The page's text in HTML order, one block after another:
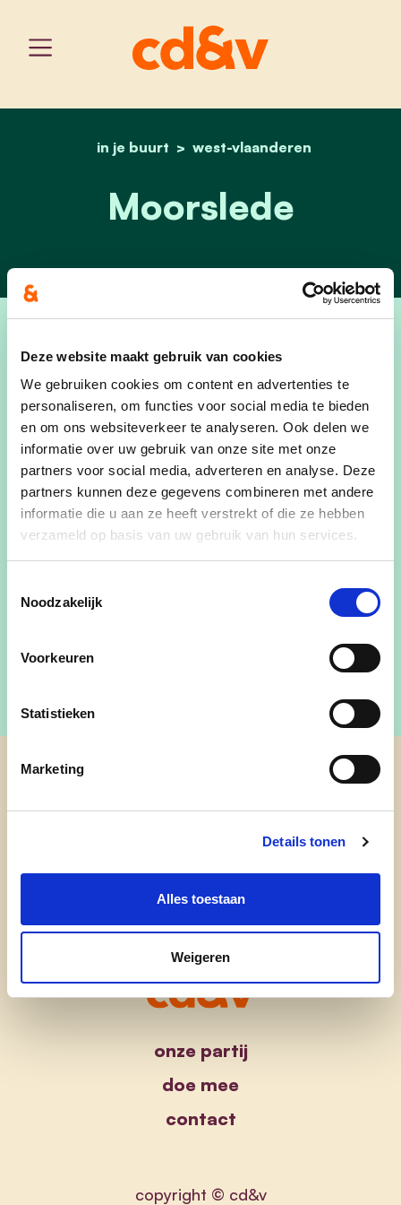
Deze website maakt gebruik van cookies
We gebruiken cookies om content en advertenties te
personaliseren, om functies voor social media te bieden
en om ons websiteverkeer te analyseren. Ook delen we
informatie over uw gebruik van onze site met onze
partners voor social media, adverteren en analyse. Deze
partners kunnen deze gegevens combineren met andere
informatie die u aan ze heeft verstrekt of die ze hebben
verzameld op basis van uw gebruik van hun services.
Noodzakelijk
Voorkeuren
Statistieken
Marketing
Details tonen
Alles toestaan
Weigeren
home
in je buurt west-vlaanderen
moorslede
Moorslede
Bent u op zoek naar een lokale partij die zich inzet
voor uw gemeente? cd&v Moorsele is momenteel
nog niet actief, maar we willen graag samen met
u werken aan een toekomstgerichte en warme
gemeente. Bent u geïnteresseerd om een werking
op te starten of heeft u ideeën over hoe we onze
gemeente nog beter kunnen maken? Aarzel dan
niet om contact op te nemen met
. Samen
kunnen we werken aan een gemeente waarin het
onze partij
doe mee
contact
copyright © cd&v